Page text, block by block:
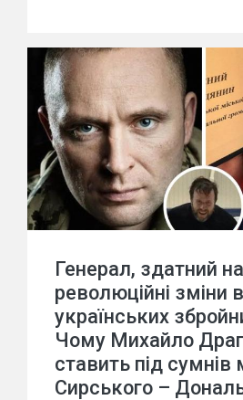
Генерал, здатний на
революційні зміни в
українських
Чому Михайло
ставить під сумнів
Сирського –